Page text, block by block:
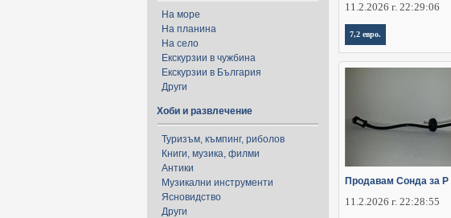
На море
На планина
На село
Екскурзии в чужбина
Екскурзии в България
Други
Хоби и развлечение
Туризъм, къмпинг, риболов
Книги, музика, филми
Антики
Музикални инструменти
Ясновидство
Други
11.2.2026 г. 22:29:06
7,2 евро.
Продавам Сонда за Р
11.2.2026 г. 22:28:55